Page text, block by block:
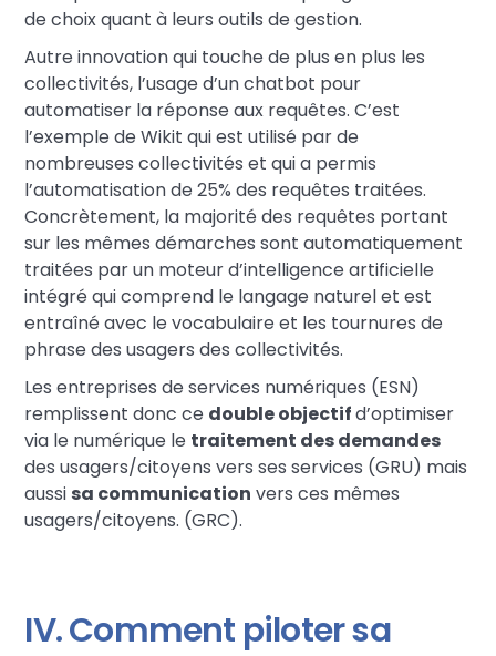
de choix quant à leurs outils de gestion.
Autre innovation qui touche de plus en plus les
collectivités, l’usage d’un chatbot pour
automatiser la réponse aux requêtes. C’est
l’exemple de Wikit qui est utilisé par de
nombreuses collectivités et qui a permis
l’automatisation de 25% des requêtes traitées.
Concrètement, la majorité des requêtes portant
sur les mêmes démarches sont automatiquement
traitées par un moteur d’intelligence artificielle
intégré qui comprend le langage naturel et est
entraîné avec le vocabulaire et les tournures de
phrase des usagers des collectivités.
Les entreprises de services numériques (ESN)
remplissent donc ce double objectifd’optimiser
via le numérique le traitement des demandes
des usagers/citoyens vers ses services (GRU) mais
aussi sa communication vers ces mêmes
usagers/citoyens. (GRC).
IV. Comment piloter sa